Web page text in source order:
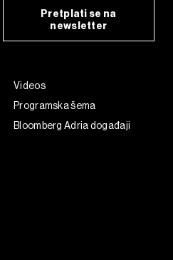
Pretplati se na
newsletter
Videos
Programska šema
Bloomberg Adria događaji